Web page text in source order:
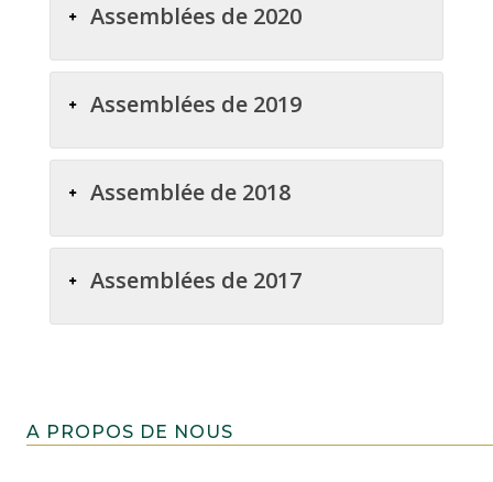
Assemblées de 2020
Assemblées de 2019
Assemblée de 2018
Assemblées de 2017
A PROPOS DE NOUS